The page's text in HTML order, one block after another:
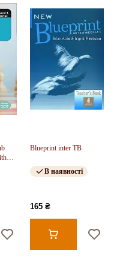
Blueprint inter TB
В наявності
165 ₴